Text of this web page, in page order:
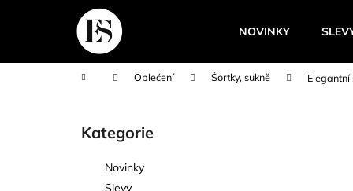
NOVINKY
Domů Oblečení Šortky, sukně
Přeskočit
kategorie
Kategorie
Novinky
Slevy
í
Zpět
do
Zpět
do